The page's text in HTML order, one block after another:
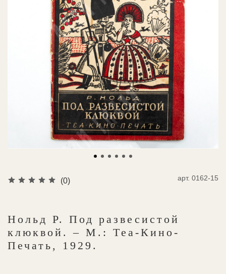
(0) арт. 0162-15
Нольд Р. Под развесистой
клюквой. – М.: Теа-Кино-
Печать, 1929.